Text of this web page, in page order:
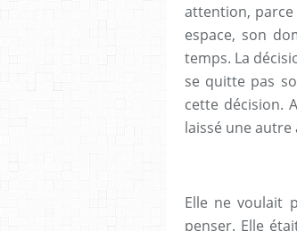
attention,
espace, son
temps. La
se quitte pas
cette décision.
laissé une autre
Elle ne voulait
penser. Elle